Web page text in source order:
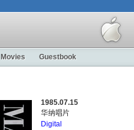
Movies Guestbook
1985.07.15
华纳唱片
Digital